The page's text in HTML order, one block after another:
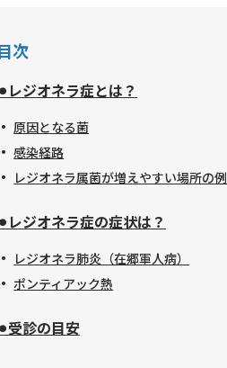
次
⚫︎レジオネラ症とは？
原因となる菌
感染経路
レジオネラ属菌が増えやすい場所の例
⚫︎レジオネラ症の症状は？
レジオネラ肺炎（在郷軍人病）
ポンティアック熱
⚫︎受診の目安